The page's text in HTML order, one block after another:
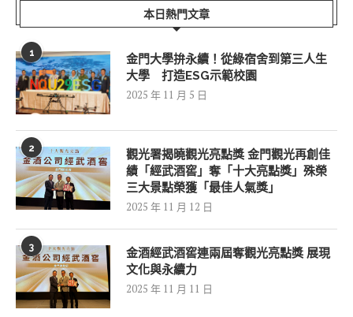
本日熱門文章
1
金門大學拚永續！從綠宿舍到第三人生
大學 打造ESG示範校園
2025 年 11 月 5 日
2
觀光署揭曉觀光亮點獎 金門觀光再創佳
績「經武酒窖」奪「十大亮點獎」殊榮
三大景點榮獲「最佳人氣獎」
2025 年 11 月 12 日
3
金酒經武酒窖連兩屆奪觀光亮點獎 展現
文化與永續力
2025 年 11 月 11 日